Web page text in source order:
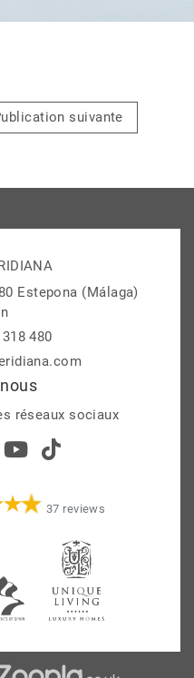
suivante
Estepona (Málaga)
480
réseaux sociaux
37 reviews